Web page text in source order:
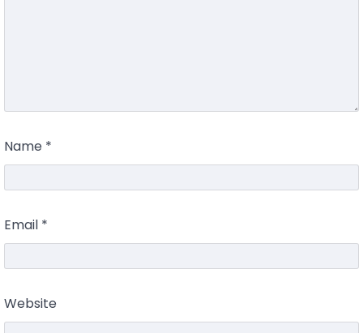
Name *
Email *
Website